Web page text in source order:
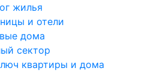
жилья
и отели
дома
сектор
квартиры и дома